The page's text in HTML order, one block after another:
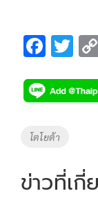
F
e
b
o
k
T
tt
er
Tags
โตโยต้า
ข่าวที่เกี่